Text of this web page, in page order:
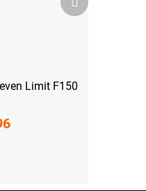
Limit F150
Produkt